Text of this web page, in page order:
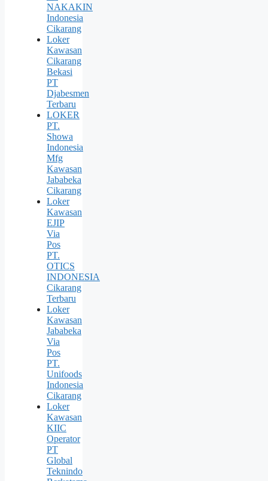
NAKAKIN
Indonesia
Cikarang
Loker
Kawasan
Cikarang
Bekasi
PT
Djabesmen
Terbaru
LOKER
PT.
Showa
Indonesia
Mfg
Kawasan
Jababeka
Cikarang
Loker
Kawasan
EJIP
Via
Pos
PT.
OTICS
INDONESIA
Cikarang
Terbaru
Loker
Kawasan
Jababeka
Via
Pos
PT.
Unifoods
Indonesia
Cikarang
Loker
Kawasan
KIIC
Operator
PT
Global
Teknindo